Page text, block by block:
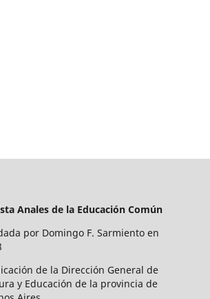
Anales de la Educación Común
por Domingo F. Sarmiento en
de la Dirección General de
y Educación de la provincia de